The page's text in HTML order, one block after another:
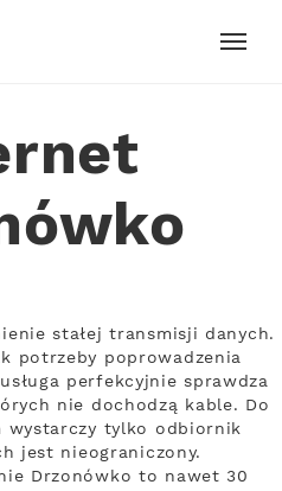
stałej transmisji danych.
potrzeby poprowadzenia
perfekcyjnie sprawdza
nie dochodzą kable. Do
wystarczy tylko odbiornik
jest nieograniczony.
Drzonówko to nawet 30